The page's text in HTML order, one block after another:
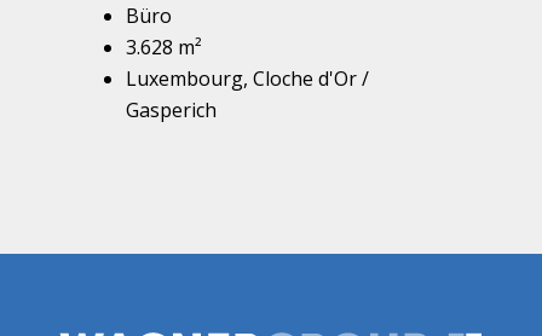
Büro
3.628 m²
Luxembourg, Cloche d'Or /
Gasperich